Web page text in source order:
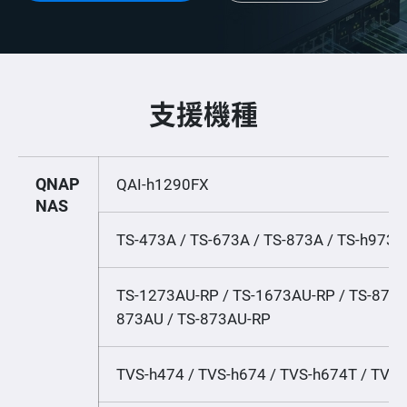
支援機種
QNAP
NAS
QAI-h1290FX
TS-473A / TS-673A / TS-873A / TS-
TS-1273AU-RP / TS-1673AU-RP / TS-
873AU / TS-873AU-RP
TVS-h474 / TVS-h674 / TVS-h674T /